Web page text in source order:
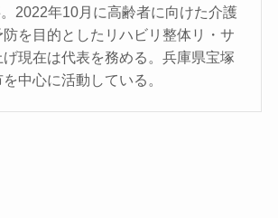
2022年10月に高齢者に向けた介護
を目的としたリハビリ整体リ・サ
げ現在は代表を務める。兵庫県宝塚
を中心に活動している。